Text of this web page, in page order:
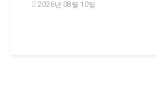
2026년 08월 10일